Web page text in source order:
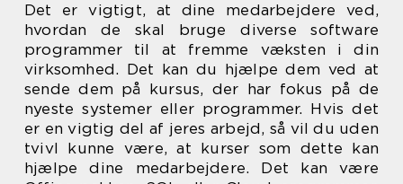
Det er vigtigt, at dine medarbejdere ved,
hvordan de skal bruge diverse software
programmer til at fremme væksten i din
virksomhed. Det kan du hjælpe dem ved at
sende dem på kursus, der har fokus på de
nyeste systemer eller programmer. Hvis det
er en vigtig del af jeres arbejd, så vil du uden
tvivl kunne være, at kurser som dette kan
hjælpe dine medarbejdere. Det kan være